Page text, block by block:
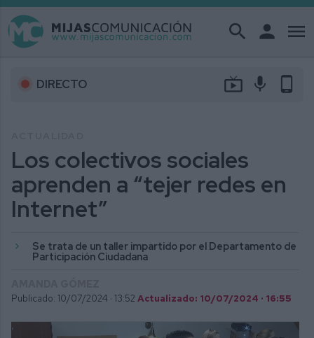
search person menu
DIRECTO live_tv mic phone_android
Los colectivos sociales
aprenden a “tejer redes en
Internet”
Se trata de un taller impartido por el Departamento de
Participación Ciudadana
Publicado: 10/07/2024 · 13:52 Actualizado: 10/07/2024 · 16:55